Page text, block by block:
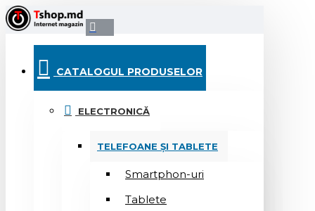
CATALOGUL PRODUSELOR
ELECTRONICĂ
TELEFOANE ȘI TABLETE
Smartphon-uri
Tablete